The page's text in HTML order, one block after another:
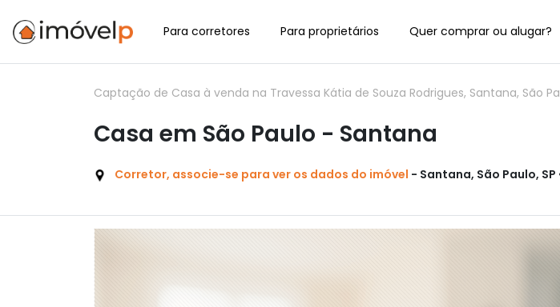
Para corretores Para proprietários Quer comprar ou alugar?
Captação de Casa à venda na Travessa Kátia de Souza Rodrigues, Santana, São
Casa em São Paulo - Santana
Corretor, associe-se para ver os dados do imóvel - Santana, São Paulo, SP •